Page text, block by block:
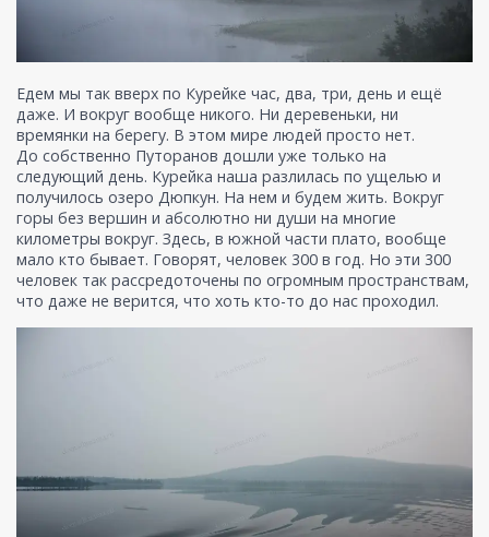
Едем мы так вверх по Курейке час, два, три, день и ещё
даже. И вокруг вообще никого. Ни деревеньки, ни
времянки на берегу. В этом мире людей просто нет.
До собственно Путоранов дошли уже только на
следующий день. Курейка наша разлилась по ущелью и
получилось озеро Дюпкун. На нем и будем жить. Вокруг
горы без вершин и абсолютно ни души на многие
километры вокруг. Здесь, в южной части плато, вообще
мало кто бывает. Говорят, человек 300 в год. Но эти 300
человек так рассредоточены по огромным пространствам,
что даже не верится, что хоть кто-то до нас проходил.